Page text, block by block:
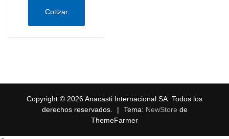
deCotizar
Copyright © 2026 Anacasti Internacional SA. Todos los
derechos reservados.
| Tema: NewStore de
ThemeFarmer